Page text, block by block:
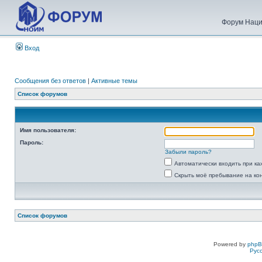
Форум
Вход
Сообщения без ответов | Активные темы
Список форумов
Имя пользователя:
Пароль:
Забыли пароль?
Автоматически входить при
Скрыть моё пребывание на
Список форумов
Powered by